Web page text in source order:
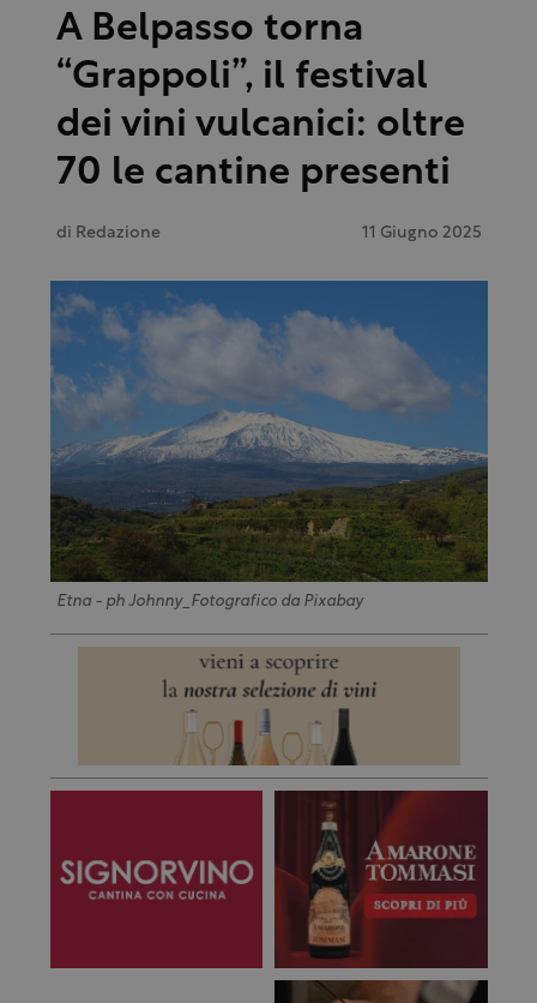
A Belpasso torna
“Grappoli”, il festival
dei vini vulcanici: oltre
70 le cantine presenti
di Redazione 11 Giugno 2025
Etna - ph Johnny_Fotografico da Pixabay